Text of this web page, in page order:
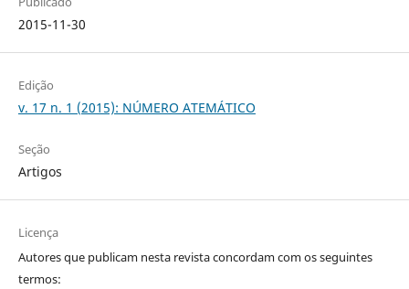
2015-11-30
Edição
v. 17 n. 1 (2015): NÚMERO ATEMÁTICO
Seção
Artigos
Licença
Autores que publicam nesta revista concordam com os seguintes
termos: